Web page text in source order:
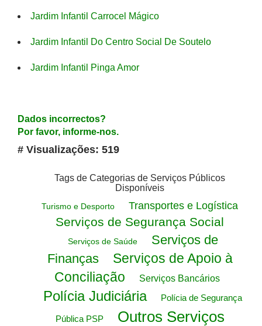
Jardim Infantil Carrocel Mágico
Jardim Infantil Do Centro Social De Soutelo
Jardim Infantil Pinga Amor
Dados incorrectos?
Por favor, informe-nos.
# Visualizações: 519
Tags de Categorias de Serviços Públicos
Disponíveis
Turismo e Desporto Transportes e Logística
Serviços de Segurança Social
Serviços de Saúde
Serviços de
Finanças
Serviços de Apoio à
Conciliação
Serviços Bancários
Polícia Judiciária Polícia de Segurança
Pública PSP
Outros Serviços